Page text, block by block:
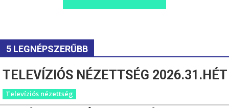
5 LEGNÉPSZERŰBB
TELEVÍZIÓS NÉZETTSÉG 2026.31.HÉT
Televíziós nézettség